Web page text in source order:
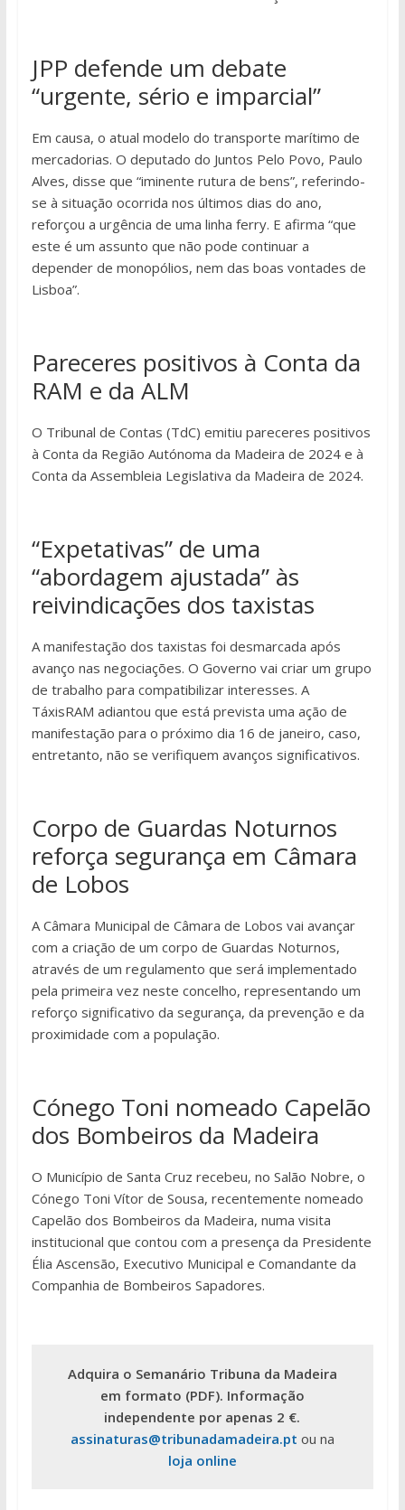
JPP defende um debate
“urgente, sério e imparcial”
Em causa, o atual modelo do transporte marítimo de
mercadorias. O deputado do Juntos Pelo Povo, Paulo
Alves, disse que “iminente rutura de bens”, referindo-
se à situação ocorrida nos últimos dias do ano,
reforçou a urgência de uma linha ferry. E afirma “que
este é um assunto que não pode continuar a
depender de monopólios, nem das boas vontades de
Lisboa”.
Pareceres positivos à Conta da
RAM e da ALM
O Tribunal de Contas (TdC) emitiu pareceres positivos
à Conta da Região Autónoma da Madeira de 2024 e à
Conta da Assembleia Legislativa da Madeira de 2024.
“Expetativas” de uma
“abordagem ajustada” às
reivindicações dos taxistas
A manifestação dos taxistas foi desmarcada após
avanço nas negociações. O Governo vai criar um grupo
de trabalho para compatibilizar interesses. A
TáxisRAM adiantou que está prevista uma ação de
manifestação para o próximo dia 16 de janeiro, caso,
entretanto, não se verifiquem avanços significativos.
Corpo de Guardas Noturnos
reforça segurança em Câmara
de Lobos
A Câmara Municipal de Câmara de Lobos vai avançar
com a criação de um corpo de Guardas Noturnos,
através de um regulamento que será implementado
pela primeira vez neste concelho, representando um
reforço significativo da segurança, da prevenção e da
proximidade com a população.
Cónego Toni nomeado Capelão
dos Bombeiros da Madeira
O Município de Santa Cruz recebeu, no Salão Nobre, o
Cónego Toni Vítor de Sousa, recentemente nomeado
Capelão dos Bombeiros da Madeira, numa visita
institucional que contou com a presença da Presidente
Élia Ascensão, Executivo Municipal e Comandante da
Companhia de Bombeiros Sapadores.
Adquira o Semanário Tribuna da Madeira
em formato (PDF). Informação
independente por apenas 2 €.
assinaturas@tribunadamadeira.pt ou na
loja online